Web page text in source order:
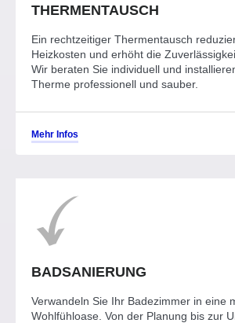
THERMENTAUSCH
Ein rechtzeitiger Thermentausch
Heizkosten und erhöht die
Wir beraten Sie individuell und
Therme professionell und sauber.
Mehr Infos
BADSANIERUNG
Verwandeln Sie Ihr Badezimmer in eine
Wohlfühloase. Von der Planung bis zur